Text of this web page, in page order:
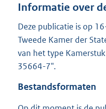
Informatie over
Deze publicatie is op
Tweede Kamer der
van het type
35664-7".
Bestandsformaten